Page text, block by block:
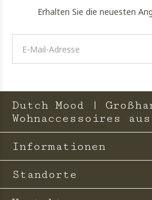
Erhalten Sie die neuesten
Dutch Mood |
Wohnaccessoires
Informationen
Standorte